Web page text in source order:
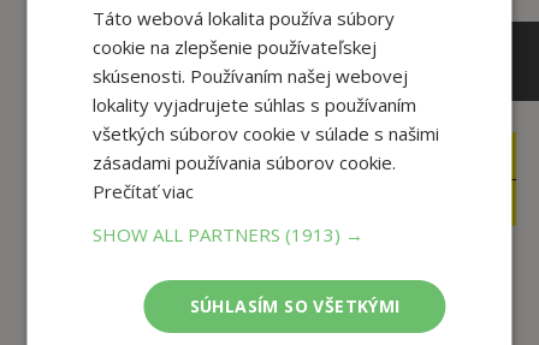
23,10 €
21
Tajemné příběhy
Čtyřlístku 1997 (13.
...
Němeček ,
4 kuchařské příběhy
Čtyřlístku
Němeček ,
Táto webová lokalita používa súbory
cookie na zlepšenie používateľskej
skúsenosti. Používaním našej webovej
lokality vyjadrujete súhlas s používaním
všetkých súborov cookie v súlade s našimi
zásadami používania súborov cookie.
Prečítať viac
SHOW ALL PARTNERS(1913) →
SÚHLASÍM SO VŠETKÝMI